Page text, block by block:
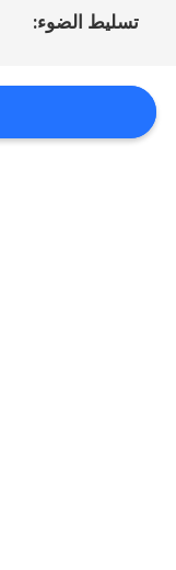
أخبار
اطلب
اقتباس
تسليط الضوء: